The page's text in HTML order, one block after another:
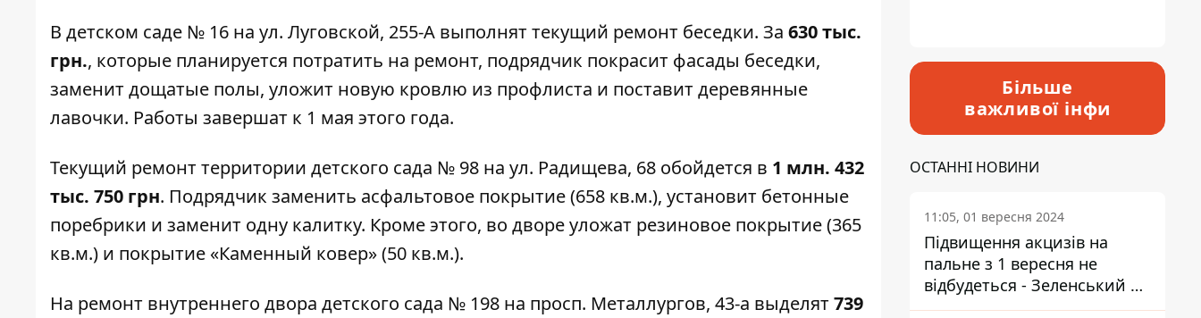
В детском саде № 16 на ул. Луговской, 255-А выполнят текущий ремонт беседки. За 630 тыс.
грн., которые планируется потратить на ремонт, подрядчик покрасит фасады беседки,
заменит дощатые полы, уложит новую кровлю из профлиста и поставит деревянные
лавочки. Работы завершат к 1 мая этого года.
Текущий ремонт территории детского сада № 98 на ул. Радищева, 68 обойдется в 1 млн. 432
тыс. 750 грн. Подрядчик заменить асфальтовое покрытие (658 кв.м.), установит бетонные
поребрики и заменит одну калитку. Кроме этого, во дворе уложат резиновое покрытие (365
кв.м.) и покрытие «Каменный ковер» (50 кв.м.).
На ремонт внутреннего двора детского сада № 198 на просп. Металлургов, 43-а выделят 739
Більше
важливої інфи
ОСТАННІ НОВИНИ
11:05, 01 вересня 2024
Підвищення акцизів на
пальне з 1 вересня не
відбудеться - Зеленський не
підписав закон